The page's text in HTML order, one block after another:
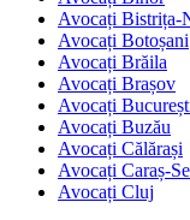
Avocați Bistrița-
Avocați Botoșani
Avocați Brăila
Avocați Brașov
Avocați
Avocați Buzău
Avocați Călărași
Avocați Caraș-
Avocați Cluj